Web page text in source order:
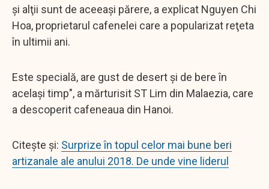
şi alţii sunt de aceeaşi părere, a explicat Nguyen Chi
Hoa, proprietarul cafenelei care a popularizat reţeta
în ultimii ani.
Este specială, are gust de desert şi de bere în
acelaşi timp", a mărturisit ST Lim din Malaezia, care
a descoperit cafeneaua din Hanoi.
Citește și: Surprize în topul celor mai bune beri
artizanale ale anului 2018. De unde vine liderul